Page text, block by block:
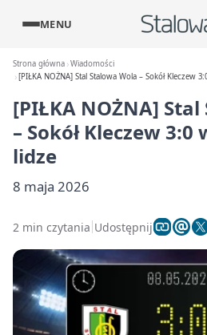
MENU
Strona główna Wiadomości
[PIŁKA NOŻNA] Stal Stalowa Wola – Sokół Kleczew
[PIŁKA NOŻNA]
– Sokół Kleczew 3:0
lidze
8 maja 2026
2 min czytania Udostępnij